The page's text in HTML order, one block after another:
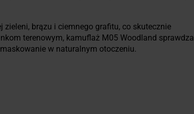
zieleni, brązu i ciemnego grafitu, co skutecznie
terenowym, kamuflaż M05 Woodland sprawdza
w naturalnym otoczeniu.